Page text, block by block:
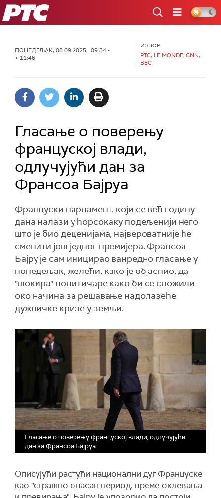
РТС
ПОНЕДЕЉАК, 08.09.2025, 09:34 -
> 11:46
ИЗВОР:
РТС, LE MONDE, CNN,
BBC
Гласање о поверењу
француској влади,
одлучујући дан за
Франсоа Бајруа
Француски парламент, који се већ годину
дана налази у ћорсокаку подељенији него
што је био деценијама, највероватније ће
сменити још једног премијера. Франсоа
Бајру је сам иницирао ванредно гласање у
понедељак, желећи, како је објаснио, да
"шокира" политичаре како би се сложили
око начина за решавање надолазеће
дужничке кризе у земљи.
Гласање о поверењу француској влади, одлучујући
дан за Франсоа Бајруа
Описујући растући национални дуг Француске
као "страшно опасан период, време оклевања